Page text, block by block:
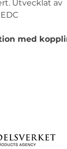
Utvecklat av
med